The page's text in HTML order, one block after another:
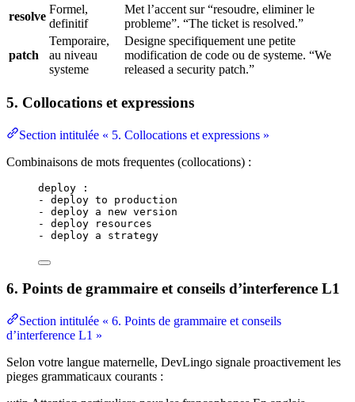
resolve
Formel,
definitif
Met l’accent sur “resoudre, eliminer le
probleme”. “The ticket is resolved.”
patch
Temporaire,
au niveau
systeme
Designe specifiquement une petite
modification de code ou de systeme. “We
released a security patch.”
5. Collocations et expressions
Section intitulée « 5. Collocations et expressions »
Combinaisons de mots frequentes (collocations) :
deploy :
- deploy to production
- deploy a new version
- deploy resources
- deploy a strategy
6. Points de grammaire et conseils d’interference L1
Section intitulée « 6. Points de grammaire et conseils
d’interference L1 »
Selon votre langue maternelle, DevLingo signale proactivement les
pieges grammaticaux courants :